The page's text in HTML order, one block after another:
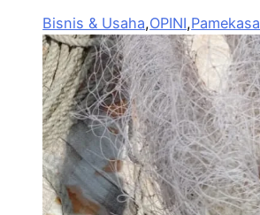
Bisnis & Usaha,OPINI,